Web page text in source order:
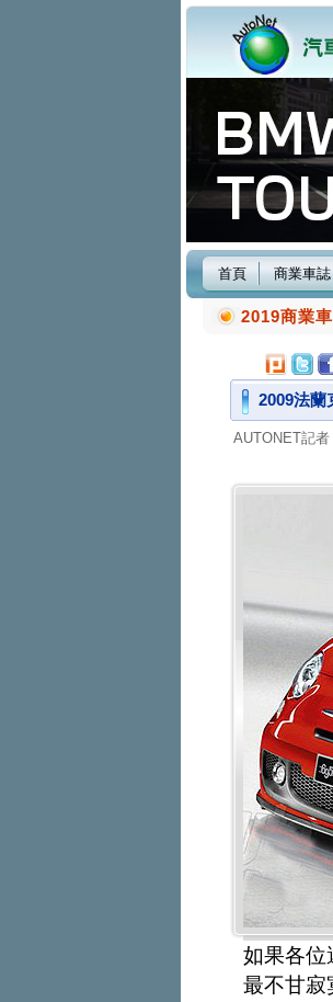
首頁 商業車誌
2019商業
2009法蘭
AUTONET記
如果各位
最不甘寂